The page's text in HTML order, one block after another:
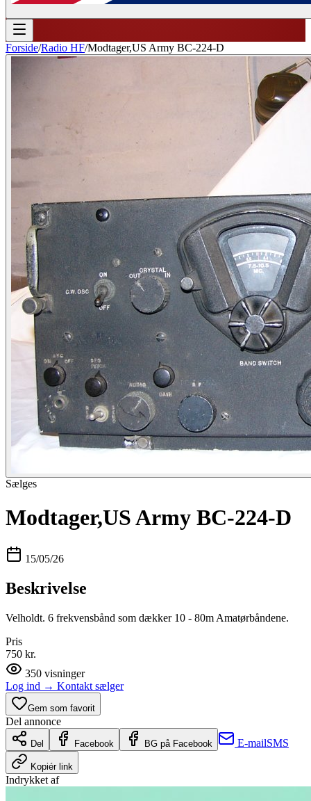
Forside/Radio HF/Modtager,US Army BC-224-D
Sælges
Modtager,US Army BC-224-D
15/05/26
Beskrivelse
Velholdt. 6 frekvensbånd som dækker 10 - 80m Amatørbåndene.
Pris
750 kr.
350 visninger
Log ind → Kontakt sælger
Gem som favorit
Del annonce
Del Facebook BG på Facebook E-mailSMS
Kopiér link
Indrykket af